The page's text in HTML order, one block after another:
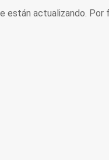
están actualizando.